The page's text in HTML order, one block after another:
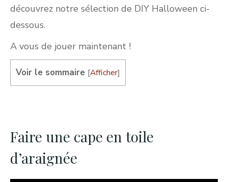
découvrez notre sélection de DIY Halloween ci-
dessous.
A vous de jouer maintenant !
Voir le sommaire [Afficher]
Faire une cape en toile
d’araignée